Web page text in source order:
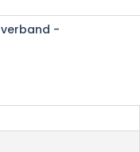
verband -